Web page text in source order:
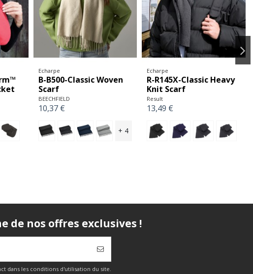
Echarpe
B-B500-Classic Woven
Scarf
BEECHFIELD
10,37 €
+ 4
Echarpe
R-R145X-Classic Heavy
Knit Scarf
Result
13,49 €
de nos offres exclusives !
dans les conditions d'utilisation du site.